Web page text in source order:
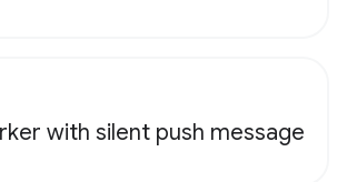
with silent push message